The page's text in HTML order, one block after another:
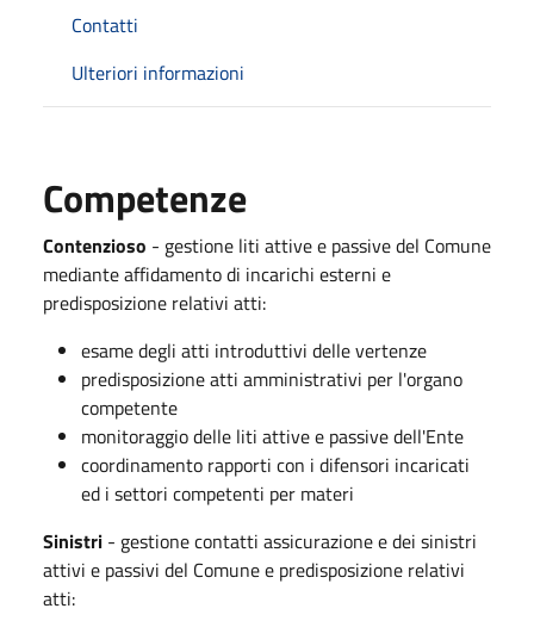
Contatti
Ulteriori informazioni
Competenze
Contenzioso - gestione liti attive e passive del Comune
mediante affidamento di incarichi esterni e
predisposizione relativi atti:
esame degli atti introduttivi delle vertenze
predisposizione atti amministrativi per l'organo
competente
monitoraggio delle liti attive e passive dell'Ente
coordinamento rapporti con i difensori incaricati
ed i settori competenti per materi
Sinistri - gestione contatti assicurazione e dei sinistri
attivi e passivi del Comune e predisposizione relativi
atti: